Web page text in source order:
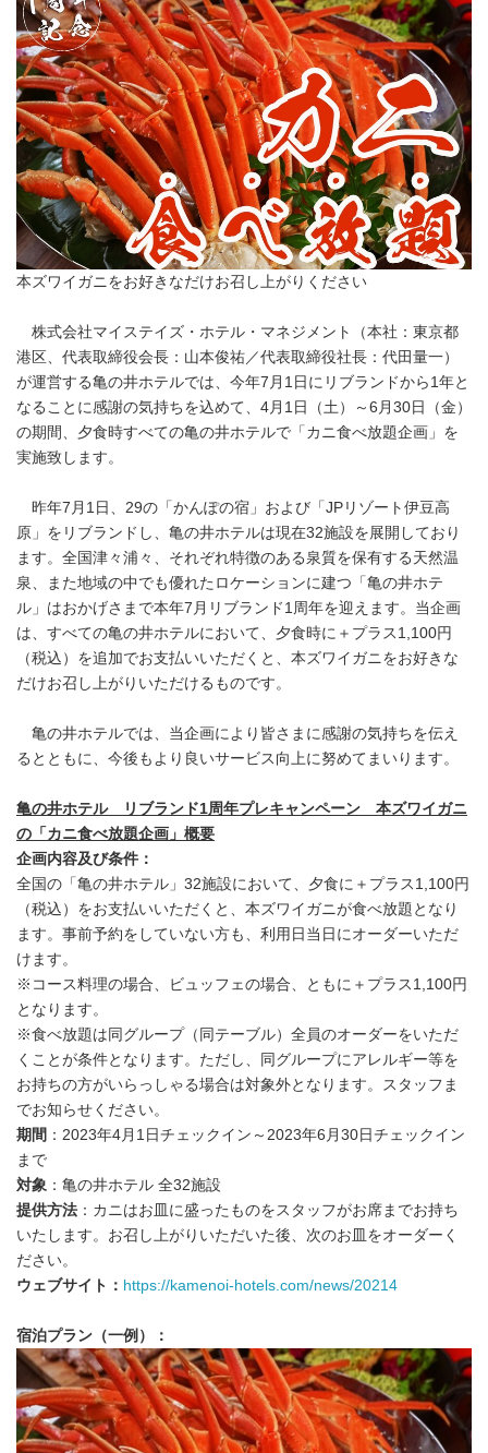
本ズワイガニをお好きなだけお召し上がりください
株式会社マイステイズ・ホテル・マネジメント（本社：東京都
港区、代表取締役会⻑：⼭本俊祐／代表取締役社⻑：代⽥量⼀）
が運営する亀の井ホテルでは、今年7月1日にリブランドから1年と
なることに感謝の気持ちを込めて、4月1日（土）～6月30日（金）
の期間、夕食時すべての亀の井ホテルで「カニ食べ放題企画」を
実施致します。
昨年7月1日、29の「かんぽの宿」および「JPリゾート伊豆高
原」をリブランドし、亀の井ホテルは現在32施設を展開しており
ます。全国津々浦々、それぞれ特徴のある泉質を保有する天然温
泉、また地域の中でも優れたロケーションに建つ「亀の井ホテ
ル」はおかげさまで本年7月リブランド1周年を迎えます。当企画
は、すべての亀の井ホテルにおいて、夕食時に＋プラス1,100円
（税込）を追加でお支払いいただくと、本ズワイガニをお好きな
だけお召し上がりいただけるものです。
亀の井ホテルでは、当企画により皆さまに感謝の気持ちを伝え
るとともに、今後もより良いサービス向上に努めてまいります。
亀の井ホテル リブランド1周年プレキャンペーン 本ズワイガニ
の「カニ食べ放題企画」概要
企画内容及び条件：
全国の「亀の井ホテル」32施設において、夕食に＋プラス1,100円
（税込）をお支払いいただくと、本ズワイガニが食べ放題となり
ます。事前予約をしていない方も、利用日当日にオーダーいただ
けます。
※コース料理の場合、ビュッフェの場合、ともに＋プラス1,100円
となります。
※食べ放題は同グループ（同テーブル）全員のオーダーをいただ
くことが条件となります。ただし、同グループにアレルギー等を
お持ちの方がいらっしゃる場合は対象外となります。スタッフま
でお知らせください。
期間 ：2023年4月1日チェックイン～2023年6月30日チェックイン
まで
対象 ：亀の井ホテル 全32施設
提供方法 ：カニはお皿に盛ったものをスタッフがお席までお持ち
いたします。お召し上がりいただいた後、次のお皿をオーダーく
ださい。
ウェブサイト： https://kamenoi-hotels.com/news/20214
宿泊プラン（一例）：